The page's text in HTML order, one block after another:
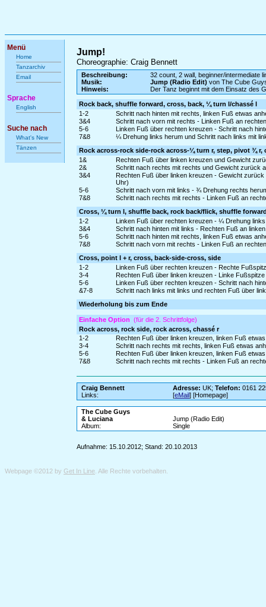
Menü
Home
Tanzarchiv
Email
Sprache
English
Suche nach
What's New
Tänzen
Jump!
Choreographie: Craig Bennett
Beschreibung:
32 count, 2 wall, beginner/intermediate
Musik:
Jump (Radio Edit) von The Cube
Hinweis:
Der Tanz beginnt mit dem Einsatz des
Rock back, shuffle forward, cross, back, ¼ turn l/chassé l
1-2
Schritt nach hinten mit rechts, linken Fuß etwas
3&4
Schritt nach vorn mit rechts - Linken Fuß an
5-6
Linken Fuß über rechten kreuzen - Schritt nach
7&8
¼ Drehung links herum und Schritt nach links mit
Rock across-rock side-rock across-¼ turn r, step, pivot ¾ r,
1&
Rechten Fuß über linken kreuzen und Gewicht
2&
Schritt nach rechts mit rechts und Gewicht zurück
3&4
Rechten Fuß über linken kreuzen - Gewicht
Uhr)
5-6
Schritt nach vorn mit links - ¾ Drehung rechts
7&8
Schritt nach rechts mit rechts - Linken Fuß an
Cross, ¼ turn l, shuffle back, rock back/flick, shuffle
1-2
Linken Fuß über rechten kreuzen - ¼ Drehung
3&4
Schritt nach hinten mit links - Rechten Fuß an
5-6
Schritt nach hinten mit rechts, linken Fuß etwas
7&8
Schritt nach vorn mit rechts - Linken Fuß an
Cross, point l + r, cross, back-side-cross, side
1-2
Linken Fuß über rechten kreuzen - Rechte
3-4
Rechten Fuß über linken kreuzen - Linke Fußspitze
5-6
Linken Fuß über rechten kreuzen - Schritt nach
&7-8
Schritt nach links mit links und rechten Fuß über
Wiederholung bis zum Ende
Einfache Option (für die 2. Schrittfolge)
Rock across, rock side, rock across, chassé r
1-2
Rechten Fuß über linken kreuzen, linken Fuß
3-4
Schritt nach rechts mit rechts, linken Fuß etwas
5-6
Rechten Fuß über linken kreuzen, linken Fuß
7&8
Schritt nach rechts mit rechts - Linken Fuß an
Craig Bennett Adresse: UK;Telefon: 0161
Links:
[eMail] [Homepage]
The Cube Guys
& Luciana
Jump (Radio Edit)
Album:
Single
Aufnahme: 15.10.2012; Stand: 20.10.2013
Webpage ©2012 by Get In Line . Alle Rechte vorbehalten.